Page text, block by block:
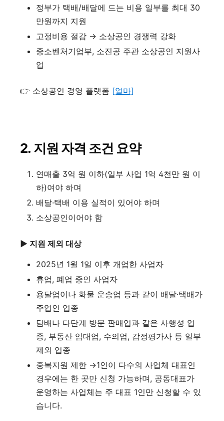
정부가 택배/배달에 드는 비용 일부를 최대 30
만원까지 지원
고정비용 절감 → 소상공인 경쟁력 강화
중소벤처기업부, 소진공 주관 소상공인 지원사
업
👉 소상공인 경영 플랫폼 [얼마]
2. 지원 자격 조건 요약
연매출 3억 원 이하(일부 사업 1억 4천만 원 이
하)여야 하며
배달·택배 이용 실적이 있어야 하며
소상공인이어야 함
▶ 지원 제외 대상
2025년 1월 1일 이후 개업한 사업자
휴업, 폐업 중인 사업자
용달업이나 화물 운송업 등과 같이 배달·택배가
주업인 업종
담배나 다단계 방문 판매업과 같은 사행성 업
종, 부동산 임대업, 수의업, 감정평가사 등 일부
제외 업종
중복지원 제한 →1인이 다수의 사업체 대표인
경우에는 한 곳만 신청 가능하며, 공동대표가
운영하는 사업체는 주 대표 1인만 신청할 수 있
습니다.